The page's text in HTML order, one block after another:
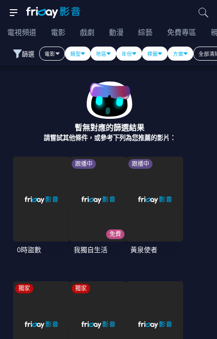
電視頻道 電影 戲劇 動漫 綜藝 免費專區
篩選 電影 類型 地區 年份 標籤 方案 全部清
暫無對應的篩選結果
請嘗試其他條件，或參考下列為您推薦的影片：
0時盜數
跟播中
免費
我獨自生活
跟播中
黃泉使者
獨家 獨家